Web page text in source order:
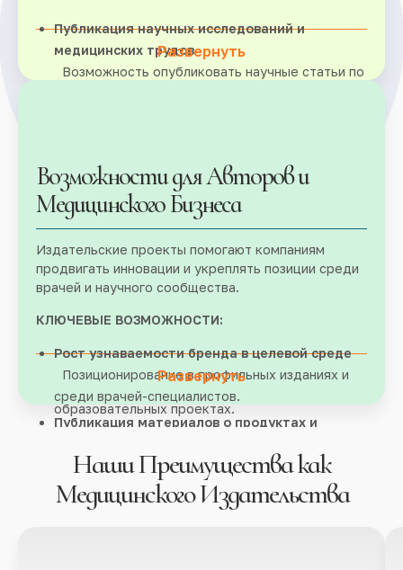
Публикация научных исследований и
медицинских трудов
Возможность опубликовать научные статьи по
Профессиональная работа над содержанием и
оформлением — от рукописи до финального
выпуска медицинской печатной продукции.
Продвижение и распространение книги
Маркетинг
, дистрибуция и включение в каталог
издательства медицинской литературы для
повышения охвата и цитируемости.
Работа в соавторстве с признанными врачами
и учеными, участие в профильных научных и
образовательных проектах.
Развернуть
Возможности для Авторов и
Медицинского Бизнеса
Издательские проекты помогают компаниям
продвигать инновации и укреплять позиции среди
врачей и научного сообщества.
КЛЮЧЕВЫЕ ВОЗМОЖНОСТИ:
Рост узнаваемости бренда в целевой среде
Позиционирование в профильных изданиях и
среди врачей-специалистов.
Публикация материалов о продуктах и
Статьи о клиническом применении препаратов,
оборудования и методик.
Интеграция в издания и спецвыпуски
Развернуть
Наши Преимущества как
Медицинского Издательства